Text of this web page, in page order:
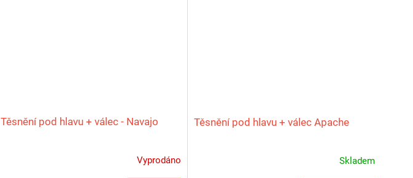
Těsnění pod hlavu + válec - Navajo
Vyprodáno
Těsnění pod hlavu + válec Apache
Skladem